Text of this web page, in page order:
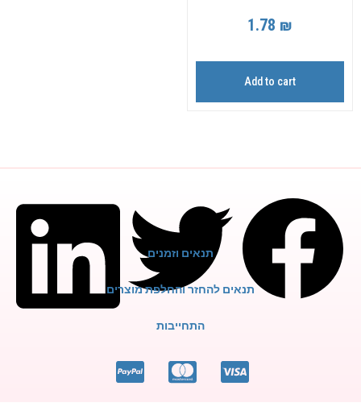
1.78 ₪
Add to cart
תנאים וזמנים
תנאים להחזר והחלפת מוצרים
התחייבות